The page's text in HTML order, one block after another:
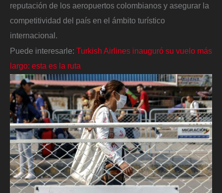
reputación de los aeropuertos colombianos y asegurar la
competitividad del país en el ámbito turístico
internacional.
Puede interesarle: Turkish Airlines inauguró su vuelo más
largo: esta es la ruta